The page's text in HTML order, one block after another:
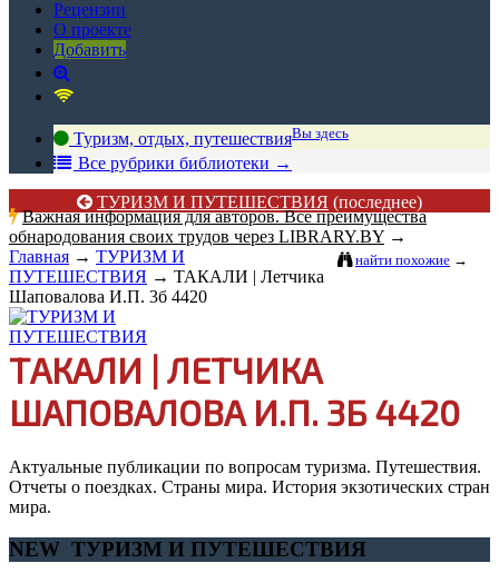
Рецензии
О проекте
Добавить
Туризм, отдых, путешествияВы здесь
Все рубрики библиотеки →
ТУРИЗМ И ПУТЕШЕСТВИЯ (последнее)
Важная информация для авторов. Все преимущества
обнародования своих трудов через LIBRARY.BY →
найти похожие →
Главная → ТУРИЗМ И
ПУТЕШЕСТВИЯ → ТАКАЛИ | Летчика
Шаповалова И.П. 3б 4420
ТАКАЛИ | ЛЕТЧИКА
ШАПОВАЛОВА И.П. 3Б 4420
Актуальные публикации по вопросам туризма. Путешествия.
Отчеты о поездках. Страны мира. История экзотических стран
мира.
NEW ТУРИЗМ И ПУТЕШЕСТВИЯ